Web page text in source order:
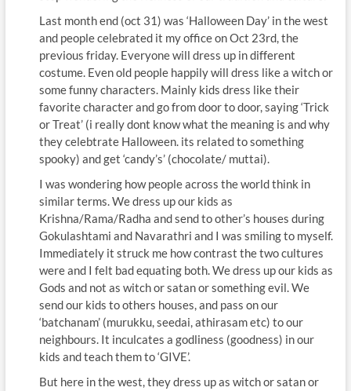
Last month end (oct 31) was ‘Halloween Day’ in the west
and people celebrated it my office on Oct 23rd, the
previous friday. Everyone will dress up in different
costume. Even old people happily will dress like a witch or
some funny characters. Mainly kids dress like their
favorite character and go from door to door, saying ‘Trick
or Treat’ (i really dont know what the meaning is and why
they celebtrate Halloween. its related to something
spooky) and get ‘candy’s’ (chocolate/ muttai).
I was wondering how people across the world think in
similar terms. We dress up our kids as
Krishna/Rama/Radha and send to other’s houses during
Gokulashtami and Navarathri and I was smiling to myself.
Immediately it struck me how contrast the two cultures
were and I felt bad equating both. We dress up our kids as
Gods and not as witch or satan or something evil. We
send our kids to others houses, and pass on our
‘batchanam’ (murukku, seedai, athirasam etc) to our
neighbours. It inculcates a godliness (goodness) in our
kids and teach them to ‘GIVE’.
But here in the west, they dress up as witch or satan or